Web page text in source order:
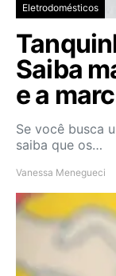
Eletrodomésticos
Saiba
e a
Se você busca
saiba que os…
Vanessa Menegueci